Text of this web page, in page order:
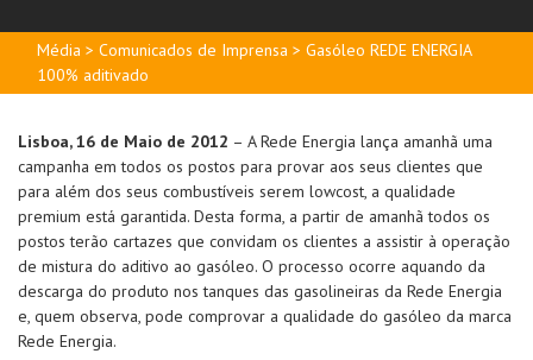
Média > Comunicados de Imprensa > Gasóleo REDE ENERGIA
100% aditivado
Lisboa, 16 de Maio de 2012 – A Rede Energia lança amanhã uma
campanha em todos os postos para provar aos seus clientes que
para além dos seus combustíveis serem lowcost, a qualidade
premium está garantida. Desta forma, a partir de amanhã todos os
postos terão cartazes que convidam os clientes a assistir à operação
de mistura do aditivo ao gasóleo. O processo ocorre aquando da
descarga do produto nos tanques das gasolineiras da Rede Energia
e, quem observa, pode comprovar a qualidade do gasóleo da marca
Rede Energia.